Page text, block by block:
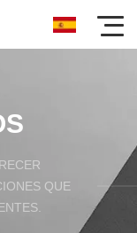
QUE